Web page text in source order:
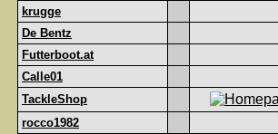
krugge
De Bentz
Futterboot.at
Calle01
TackleShop
rocco1982